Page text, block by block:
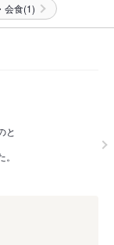
会食(1)
と